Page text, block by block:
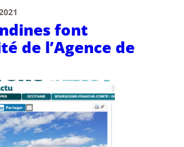
font
de l’Agence de